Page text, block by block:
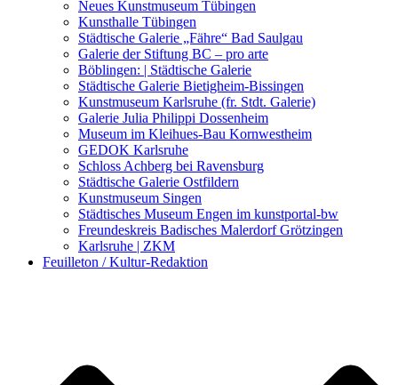
Kunstwettbewerbe, Ausschreibungen für Künstler
Neues Kunstmuseum Tübingen
Kunsthalle Tübingen
Städtische Galerie „Fähre“ Bad Saulgau
Galerie der Stiftung BC – pro arte
Böblingen: | Städtische Galerie
Städtische Galerie Bietigheim-Bissingen
Kunstmuseum Karlsruhe (fr. Stdt. Galerie)
Galerie Julia Philippi Dossenheim
Museum im Kleihues-Bau Kornwestheim
GEDOK Karlsruhe
Schloss Achberg bei Ravensburg
Städtische Galerie Ostfildern
Kunstmuseum Singen
Städtisches Museum Engen im kunstportal-bw
Freundeskreis Badisches Malerdorf Grötzingen
Karlsruhe | ZKM
Feuilleton / Kultur-Redaktion